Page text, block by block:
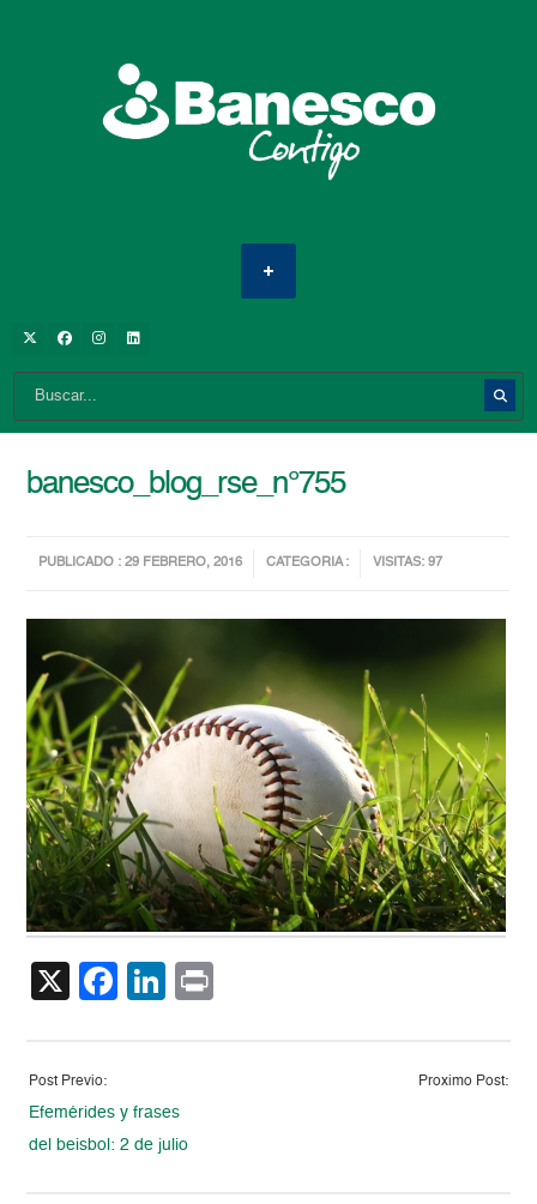
banesco_blog_rse_n°755
PUBLICADO : 29 FEBRERO, 2016 CATEGORIA : VISITAS: 97
X Facebook
LinkedIn
Post Previo:
Efemérides y frases
del beisbol: 2 de julio
Proximo Post: